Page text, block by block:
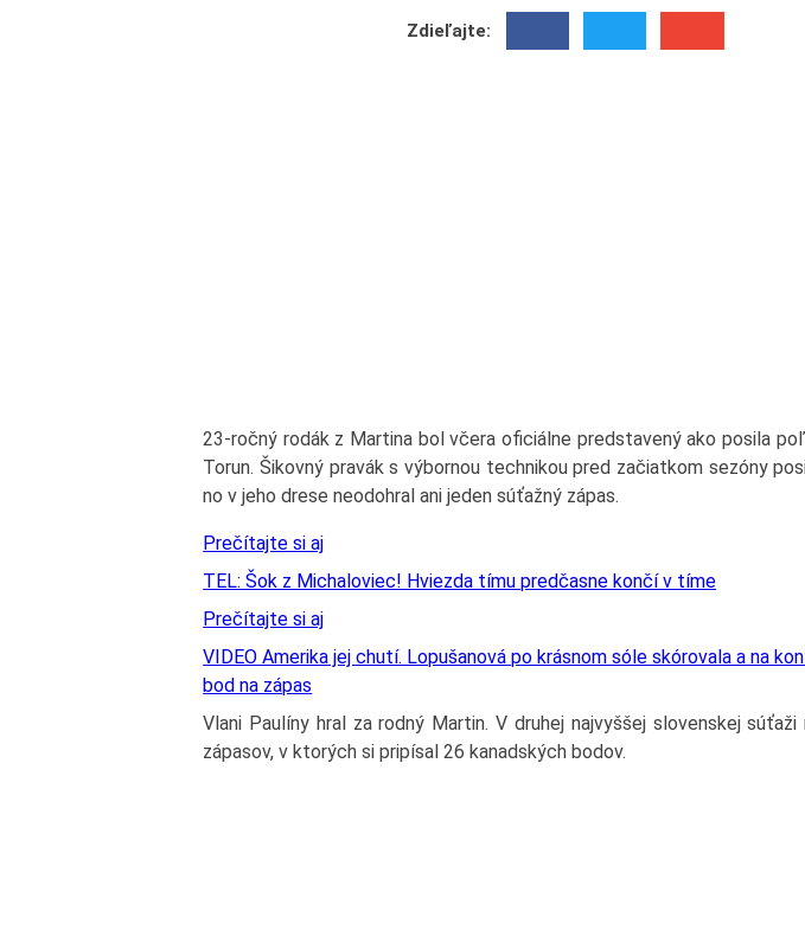
Zdieľajte:
23-ročný rodák z Martina bol včera oficiálne predstavený ako posila
Torun. Šikovný pravák s výbornou technikou pred začiatkom sezóny
no v jeho drese neodohral ani jeden súťažný zápas.
Prečítajte si aj
TEL: Šok z Michaloviec! Hviezda tímu predčasne končí v tíme
Prečítajte si aj
VIDEO Amerika jej chutí. Lopušanová po krásnom sóle skórovala a na
bod na zápas
Vlani Paulíny hral za rodný Martin. V druhej najvyššej slovenskej
zápasov, v ktorých si pripísal 26 kanadských bodov.